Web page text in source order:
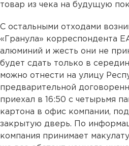
товар из чека на будущую
С остальными отходами
«Гранула» корреспондента
алюминий и жесть они не
будет сдать только в
можно отнести на улицу
предварительной
приехал в 16:50 с четырьмя
картона в офис компании,
закрытую дверь. По
компания принимает